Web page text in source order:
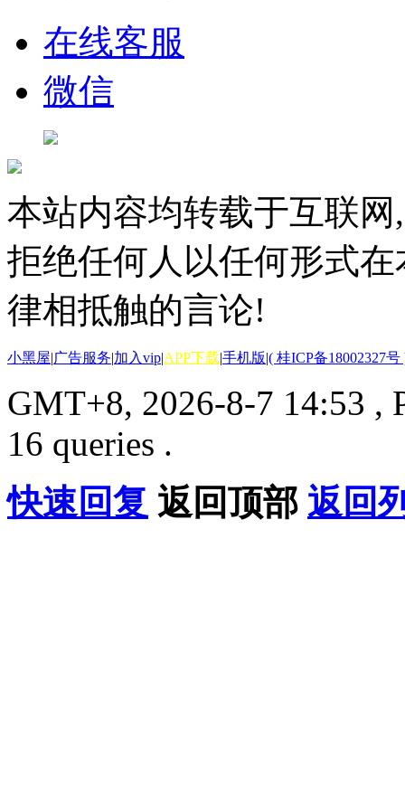
在线客服
微信
本站内容均转载于互联
拒绝任何人以任何形式
律相抵触的言论!
小黑屋|广告服务|加入vip|APP下载|手机版|( 桂ICP备18002327号
GMT+8, 2026-8-7 14:53 ,
16 queries .
快速回复 返回顶部 返回